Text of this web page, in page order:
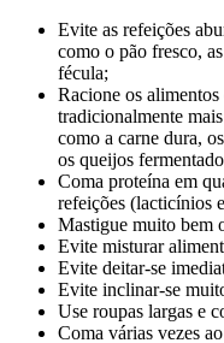
Evite as refeições
como o pão fresco,
fécula;
Racione os
tradicionalmente
como a carne dura,
os queijos
Coma proteína em
refeições (lacticínios
Mastigue muito bem
Evite misturar
Evite deitar-se
Evite inclinar-se
Use roupas largas e
Coma várias vezes